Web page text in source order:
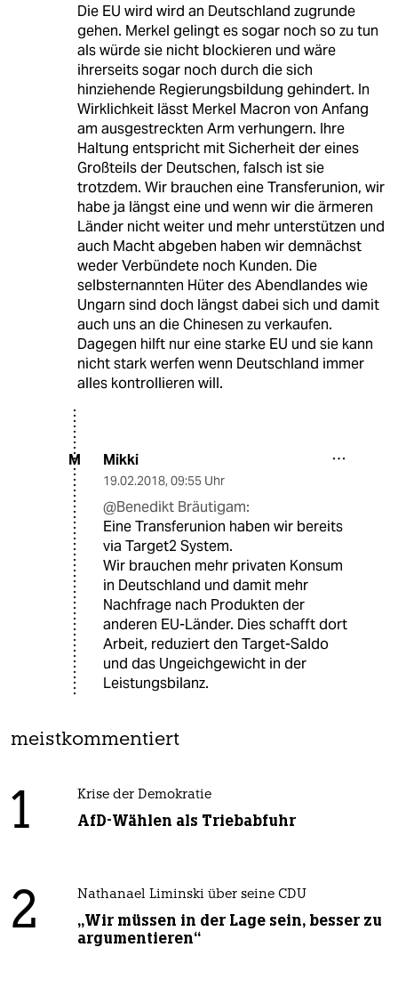
Die EU wird wird an Deutschland zugrunde
gehen. Merkel gelingt es sogar noch so zu tun
als würde sie nicht blockieren und wäre
ihrerseits sogar noch durch die sich
hinziehende Regierungsbildung gehindert. In
Wirklichkeit lässt Merkel Macron von Anfang
am ausgestreckten Arm verhungern. Ihre
Haltung entspricht mit Sicherheit der eines
Großteils der Deutschen, falsch ist sie
trotzdem. Wir brauchen eine Transferunion, wir
habe ja längst eine und wenn wir die ärmeren
Länder nicht weiter und mehr unterstützen und
auch Macht abgeben haben wir demnächst
weder Verbündete noch Kunden. Die
selbsternannten Hüter des Abendlandes wie
Ungarn sind doch längst dabei sich und damit
auch uns an die Chinesen zu verkaufen.
Dagegen hilft nur eine starke EU und sie kann
nicht stark werfen wenn Deutschland immer
alles kontrollieren will.
M Mikki
19.02.2018, 09:55 Uhr
@Benedikt Bräutigam:
Eine Transferunion haben wir bereits
via Target2 System.
Wir brauchen mehr privaten Konsum
in Deutschland und damit mehr
Nachfrage nach Produkten der
anderen EU-Länder. Dies schafft dort
Arbeit, reduziert den Target-Saldo
und das Ungeichgewicht in der
Leistungsbilanz.
meistkommentiert
1 Krise der Demokratie
AfD-Wählen als Triebabfuhr
2 Nathanael Liminski über seine CDU
„Wir müssen in der Lage sein, besser zu
argumentieren“